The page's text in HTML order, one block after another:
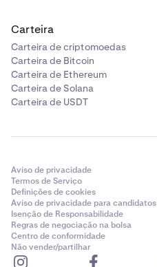
Carteira
Carteira de criptomoedas
Carteira de Bitcoin
Carteira de Ethereum
Carteira de Solana
Carteira de USDT
Aviso de privacidade
Termos de Serviço
Definições de cookies
Aviso de privacidade para candidatos
Isenção de Responsabilidade
Regras de negociação na bolsa
Centro de conformidade
Não vender/partilhar